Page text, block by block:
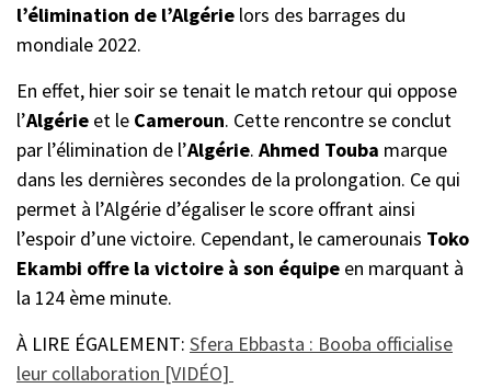
l’élimination de l’Algérie lors des barrages du
mondiale 2022.
En effet, hier soir se tenait le match retour qui oppose
l’Algérie et le Cameroun. Cette rencontre se conclut
par l’élimination de l’Algérie. Ahmed Touba marque
dans les dernières secondes de la prolongation. Ce qui
permet à l’Algérie d’égaliser le score offrant ainsi
l’espoir d’une victoire. Cependant, le camerounais Toko
Ekambi offre la victoire à son équipe en marquant à
la 124 ème minute.
À LIRE ÉGALEMENT: Sfera Ebbasta : Booba officialise
leur collaboration [VIDÉO]